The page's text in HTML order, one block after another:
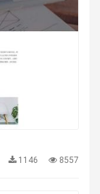
1146 8557